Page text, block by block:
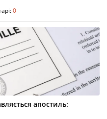
0
апостиль: